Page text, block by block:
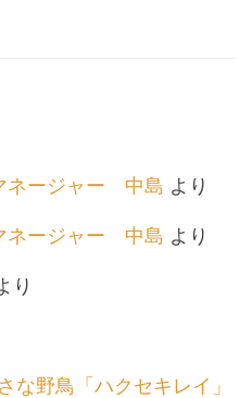
ネージャー 中島 より
ネージャー 中島 より
り
な野鳥「ハクセキレイ」